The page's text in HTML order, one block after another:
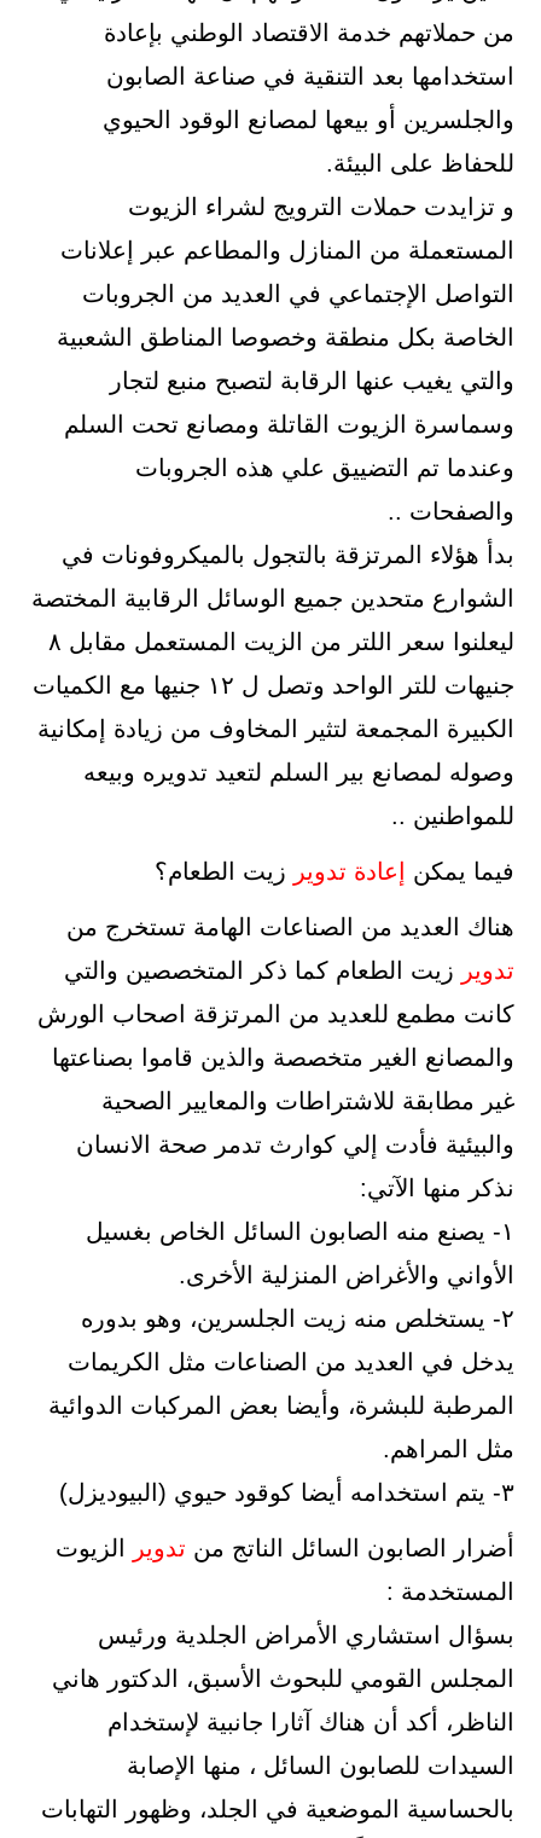
من حملاتهم خدمة الاقتصاد الوطني بإعادة
استخدامها بعد التنقية في صناعة الصابون
والجلسرين أو بيعها لمصانع الوقود الحيوي
للحفاظ على البيئة.
و تزايدت حملات الترويج لشراء الزيوت
المستعملة من المنازل والمطاعم عبر إعلانات
التواصل الإجتماعي في العديد من الجروبات
الخاصة بكل منطقة وخصوصا المناطق الشعبية
والتي يغيب عنها الرقابة لتصبح منبع لتجار
وسماسرة الزيوت القاتلة ومصانع تحت السلم
وعندما تم التضييق علي هذه الجروبات
والصفحات ..
بدأ هؤلاء المرتزقة بالتجول بالميكروفونات في
الشوارع متحدين جميع الوسائل الرقابية المختصة
ليعلنوا سعر اللتر من الزيت المستعمل مقابل ٨
جنيهات للتر الواحد وتصل ل ١٢ جنيها مع الكميات
الكبيرة المجمعة لتثير المخاوف من زيادة إمكانية
وصوله لمصانع بير السلم لتعيد تدويره وبيعه
للمواطنين ..
فيما يمكن إعادة تدوير زيت الطعام؟
هناك العديد من الصناعات الهامة تستخرج من
تدوير زيت الطعام كما ذكر المتخصصين والتي
كانت مطمع للعديد من المرتزقة اصحاب الورش
والمصانع الغير متخصصة والذين قاموا بصناعتها
غير مطابقة للاشتراطات والمعايير الصحية
والبيئية فأدت إلي كوارث تدمر صحة الانسان
نذكر منها الآتي:
١- يصنع منه الصابون السائل الخاص بغسيل
الأواني والأغراض المنزلية الأخرى.
٢- يستخلص منه زيت الجلسرين، وهو بدوره
يدخل في العديد من الصناعات مثل الكريمات
المرطبة للبشرة، وأيضا بعض المركبات الدوائية
مثل المراهم.
٣- يتم استخدامه أيضا كوقود حيوي (البيوديزل)
أضرار الصابون السائل الناتج من تدوير
الزيوت
المستخدمة :
بسؤال استشاري الأمراض الجلدية ورئيس
المجلس القومي للبحوث الأسبق، الدكتور هاني
الناظر، أكد أن هناك آثارا جانبية لإستخدام
السيدات للصابون السائل ، منها الإصابة
بالحساسية الموضعية في الجلد، وظهور التهابات